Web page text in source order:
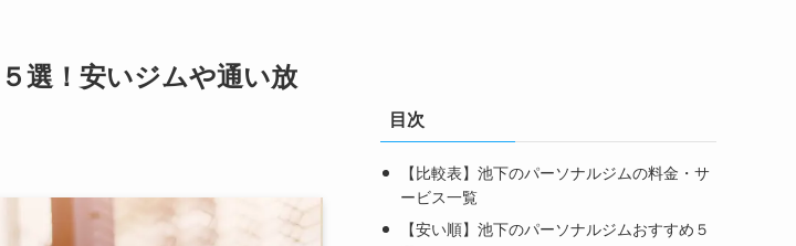
選！安いジムや通い放
目次
【比較表】池下のパーソナルジムの料金・サ
ービス一覧
【安い順】池下のパーソナルジムおすすめ５